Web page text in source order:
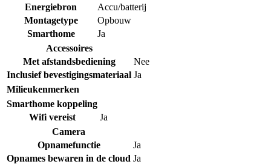
Energiebron
Accu/batterij
Montagetype
Opbouw
Smarthome
Ja
Accessoires
Met afstandsbediening
Nee
Inclusief bevestigingsmateriaal Ja
Milieukenmerken
Smarthome koppeling
Wifi vereist
Ja
Camera
Opnamefunctie
Ja
Opnames bewaren in de cloud Ja